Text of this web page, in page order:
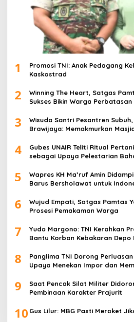
1
Promosi TNI: Anak Pedagang
Kaskostrad
2
Winning The Heart, Satgas
Sukses Bikin Warga
3
Wisuda Santri Pesantren
Brawijaya: Memakmurkan
4
Gubes UNAIR Teliti Ritual
sebagai Upaya Pelestarian
5
Wapres KH Ma’ruf Amin
Barus Bersholawat untuk
6
Wujud Empati, Satgas Pamtas
Prosesi Pemakaman Warga
7
Yudo Margono: TNI Kerahkan
Bantu Korban Kebakaran Depo
8
Panglima TNI Dorong
Upaya Menekan Impor dan
9
Saat Pencak Silat Militer
Pembinaan Karakter Prajurit
10 Gus Lilur: MBG Pasti Meroket